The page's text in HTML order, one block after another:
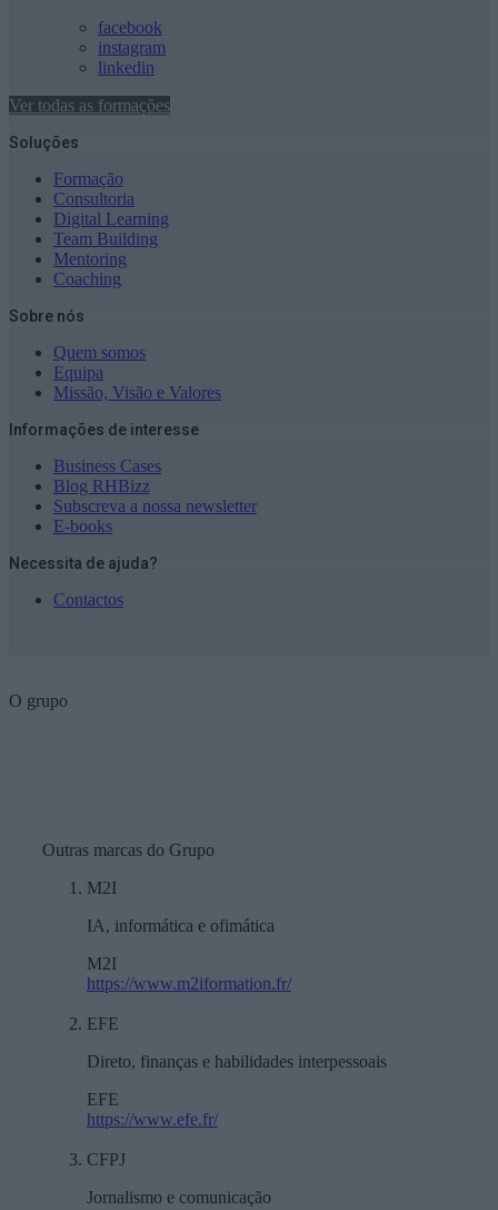
facebook
instagram
linkedin
Ver todas as formações
Soluções
Formação
Consultoria
Digital Learning
Team Building
Mentoring
Coaching
Sobre nós
Quem somos
Equipa
Missão, Visão e Valores
Informações de interesse
Business Cases
Blog RHBizz
Subscreva a nossa newsletter
E-books
Necessita de ajuda?
Contactos
O grupo
Outras marcas do Grupo
M2I
IA, informática e ofimática
M2I
https://www.m2iformation.fr/
EFE
Direto, finanças e habilidades interpessoais
EFE
https://www.efe.fr/
CFPJ
Jornalismo e comunicação